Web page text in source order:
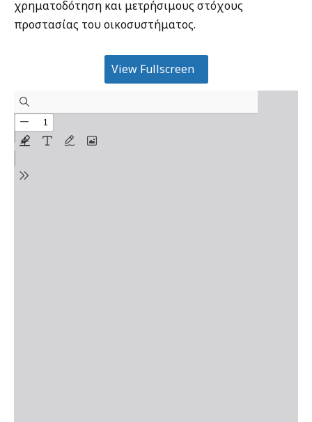
χρηματοδότηση και μετρήσιμους στόχους
προστασίας του οικοσυστήματος.
View Fullscreen